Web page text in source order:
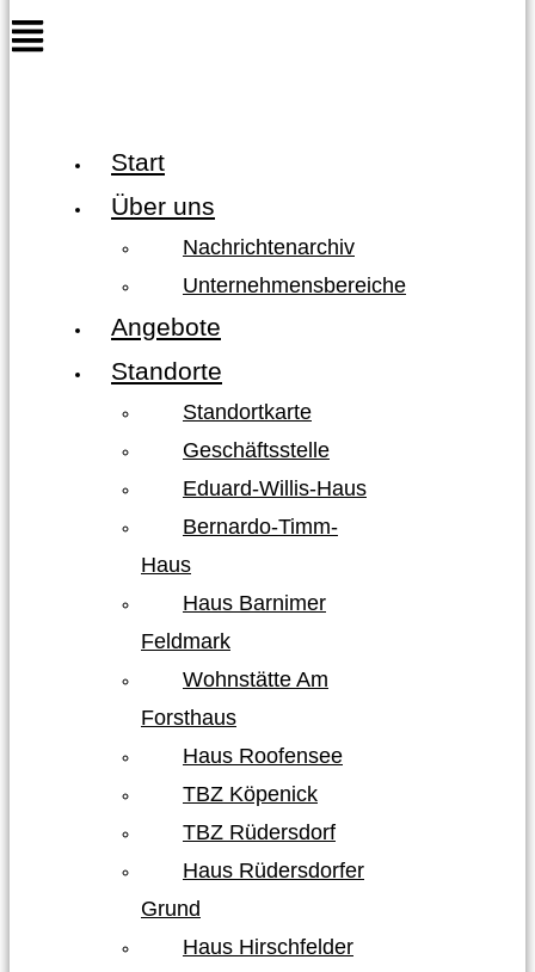
Start
Über uns
Nachrichtenarchiv
Unternehmensbereiche
Angebote
Standorte
Standortkarte
Geschäftsstelle
Eduard-Willis-Haus
Bernardo-Timm-
Haus
Haus Barnimer
Feldmark
Wohnstätte Am
Forsthaus
Haus Roofensee
TBZ Köpenick
TBZ Rüdersdorf
Haus Rüdersdorfer
Grund
Haus Hirschfelder